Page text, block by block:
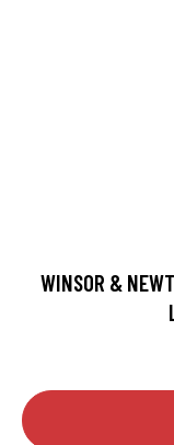
WINSOR &